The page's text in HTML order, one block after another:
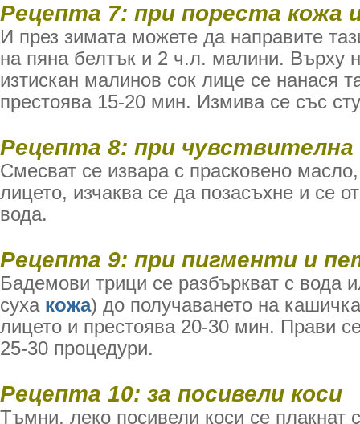
Рецепта 7: при пореста кожа
И през зимата можете да направите
на пяна белтък и 2 ч.л. малини. Върху
изтискан малинов сок лице се нанася
престоява 15-20 мин. Измива се със
Рецепта 8: при чувствителна
Смесват се извара с прасковено
лицето, изчаква се да позасъхне и се
вода.
Рецепта 9: при пигменти и
Бадемови трици се разбъркват с вода
суха кожа) до получаването на
лицето и престоява 20-30 мин. Прави
25-30 процедури.
Рецепта 10: за посивели коси
Тъмни, леко посивели коси се плакнат